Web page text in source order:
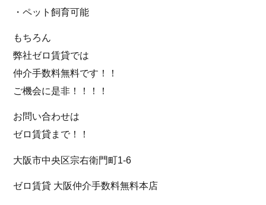
・ペット飼育可能
もちろん
弊社ゼロ賃貸では
仲介手数料無料です！！
ご機会に是非！！！！
お問い合わせは
ゼロ賃貸まで！！
大阪市中央区宗右衛門町1-6
ゼロ賃貸 大阪仲介手数料無料本店